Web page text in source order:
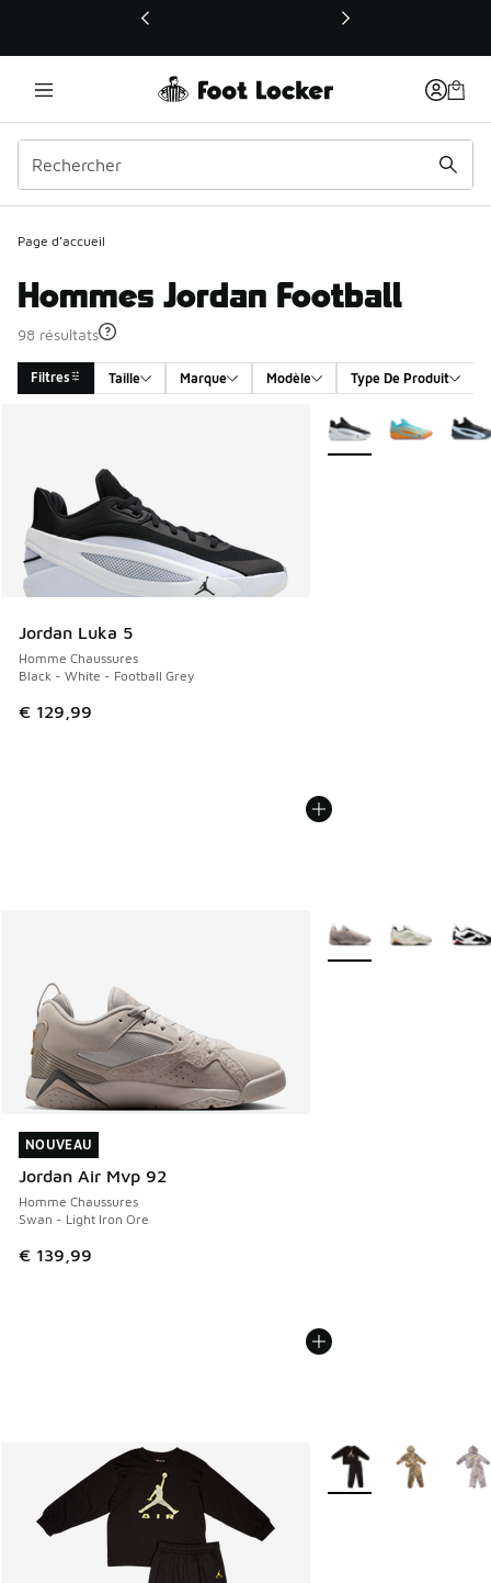
Ce lien ouvrira une nouvelle fenêtre
Page d'accueil
Hommes Jordan Football
98 résultats
Filtres Taille Marque Modèle Type De Produit
Jordan Luka 5
Homme Chaussures
Black - White - Football Grey
€ 129,99
Plus de couleurs
NOUVEAU
Jordan Air Mvp 92
Homme Chaussures
Swan - Light Iron Ore
€ 139,99
NOUVEAU
Plus de couleurs
Plus de couleurs